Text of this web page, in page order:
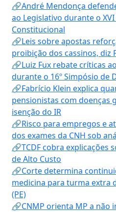
🔗André Mendonça
ao Legislativo durante o
Constitucional
🔗Leis sobre apostas
proibição dos cassinos, diz
🔗Luiz Fux rebate críticas
durante o 16º Simpósio de
🔗Fabrício Klein explica
pensionistas com doenças
isenção do IR
🔗Risco para empregos e
dos exames da CNH sob
🔗TCDF cobra explicações
de Alto Custo
🔗Corte determina
medicina para turma extra
(PE)
🔗CNMP orienta MP a